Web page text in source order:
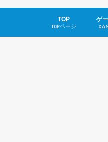
TOP
TOPページ
ゲ